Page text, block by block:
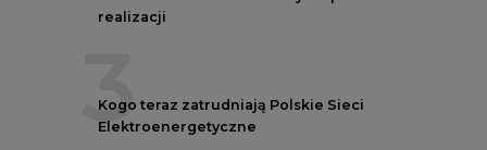
realizacji
3
Kogo teraz zatrudniają Polskie Sieci
Elektroenergetyczne